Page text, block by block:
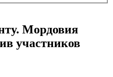
Мордовия
участников